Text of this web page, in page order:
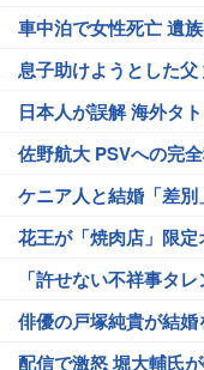
車中泊で女性死亡 遺
息子助けようとした父
日本人が誤解 海外タ
佐野航大 PSVへの完
ケニア人と結婚「差
花王が「焼肉店」限定
「許せない不祥事タ
俳優の戸塚純貴が結婚
配信で激怒 堀大輔氏